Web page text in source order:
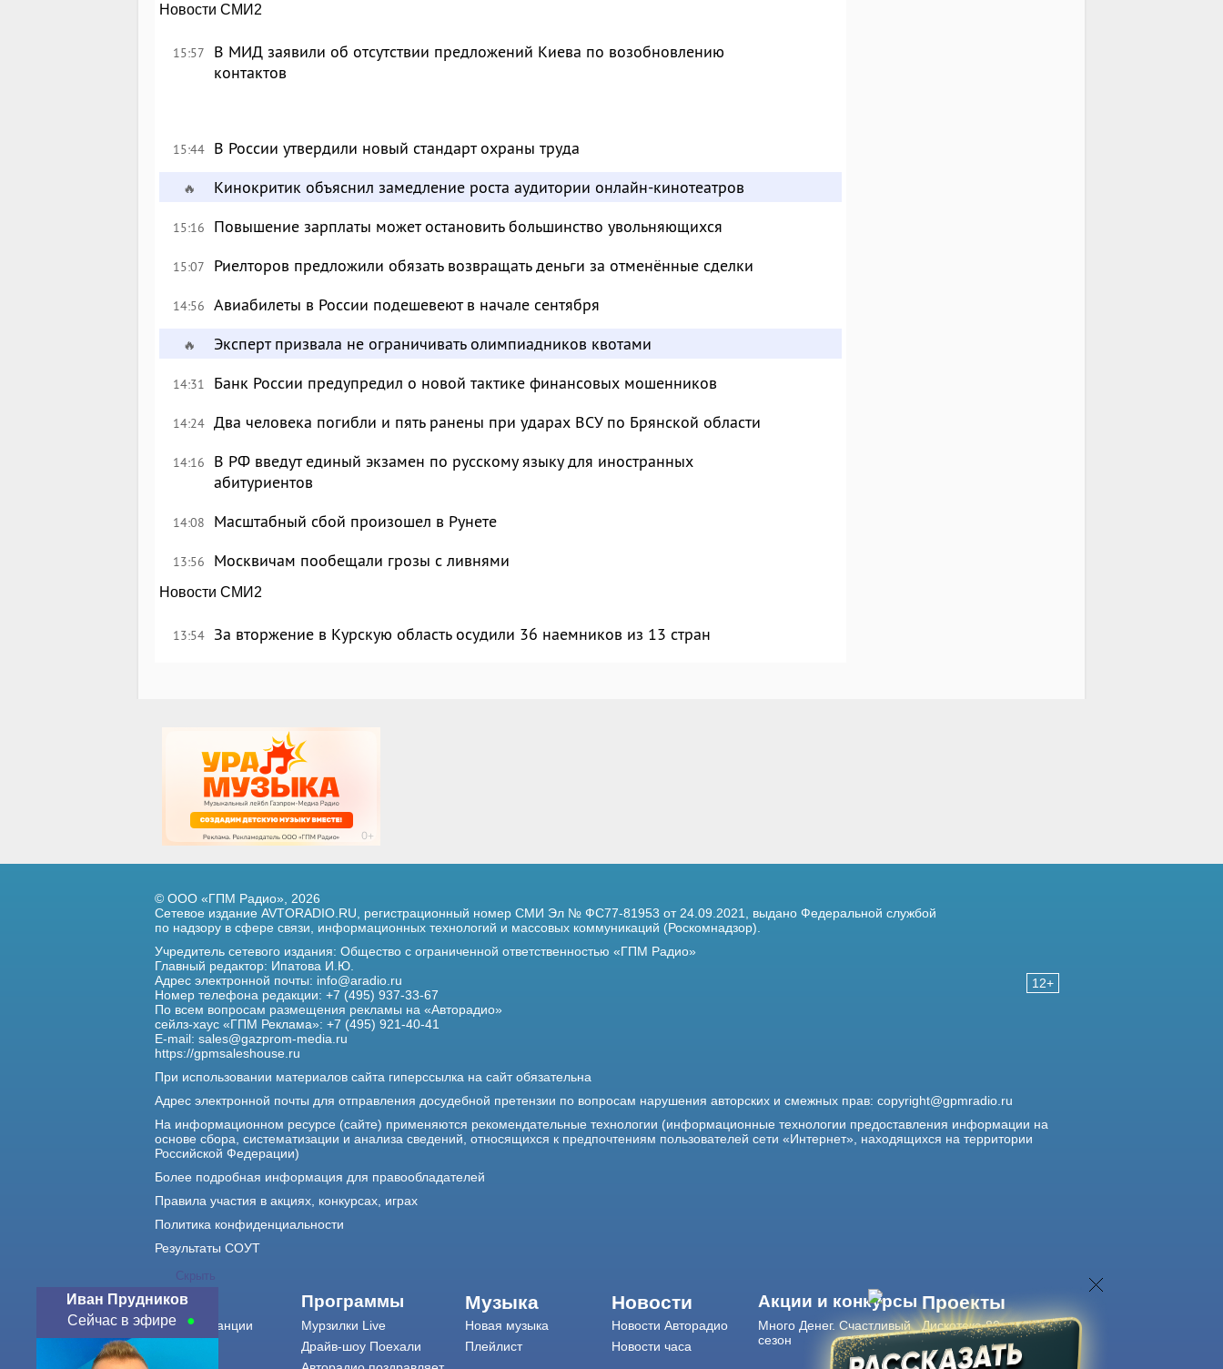
Новости СМИ2
15:57
В МИД заявили об отсутствии предложений Киева по возобновлению
контактов
15:44 В России утвердили новый стандарт охраны труда
🔥 Кинокритик объяснил замедление роста аудитории онлайн-кинотеатров
15:16 Повышение зарплаты может остановить большинство увольняющихся
15:07 Риелторов предложили обязать возвращать деньги за отменённые сделки
14:56 Авиабилеты в России подешевеют в начале сентября
🔥 Эксперт призвала не ограничивать олимпиадников квотами
14:31 Банк России предупредил о новой тактике финансовых мошенников
14:24 Два человека погибли и пять ранены при ударах ВСУ по Брянской области
14:16
В РФ введут единый экзамен по русскому языку для иностранных
абитуриентов
14:08 Масштабный сбой произошел в Рунете
13:56 Москвичам пообещали грозы с ливнями
Новости СМИ2
13:54 За вторжение в Курскую область осудили 36 наемников из 13 стран
Скрыть
Иван Прудников
Сейчас в эфире
12+
© ООО «ГПМ Радио», 2026
Сетевое издание AVTORADIO.RU, регистрационный номер СМИ Эл № ФС77-81953 от 24.09.2021, выдано Федеральной службой
по надзору в сфере связи, информационных технологий и массовых коммуникаций (Роскомнадзор).
Учредитель сетевого издания: Общество с ограниченной ответственностью «ГПМ Радио»
Главный редактор: Ипатова И.Ю.
Адрес электронной почты: info@aradio.ru
Номер телефона редакции: +7 (495) 937-33-67
По всем вопросам размещения рекламы на «Авторадио»
сейлз-хаус «ГПМ Реклама»: +7 (495) 921-40-41
E-mail: sales@gazprom-media.ru
https://gpmsaleshouse.ru
При использовании материалов сайта гиперссылка на сайт обязательна
Адрес электронной почты для отправления досудебной претензии по вопросам нарушения авторских и смежных прав: copyright@gpmradio.ru
На информационном ресурсе (сайте) применяются рекомендательные технологии (информационные технологии предоставления информации на
основе сбора, систематизации и анализа сведений, относящихся к предпочтениям пользователей сети «Интернет», находящихся на территории
Российской Федерации)
Более подробная информация для правообладателей
Правила участия в акциях, конкурсах, играх
Политика конфиденциальности
Результаты СОУТ
О нас
О радиостанции
Программы
Мурзилки Live
Драйв-шоу Поехали
Музыка
Новая музыка
Плейлист
Новости
Новости Авторадио
Новости часа
Акции и конкурсы
Много Денег. Счастливый
сезон
Проекты
Дискотека 80-х
Живые концерты